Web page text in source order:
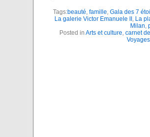
Tags:beauté famille Gala des 7
La galerie Victor Emanuele II La
Milan
Posted in Arts et culture carnet
Voyages